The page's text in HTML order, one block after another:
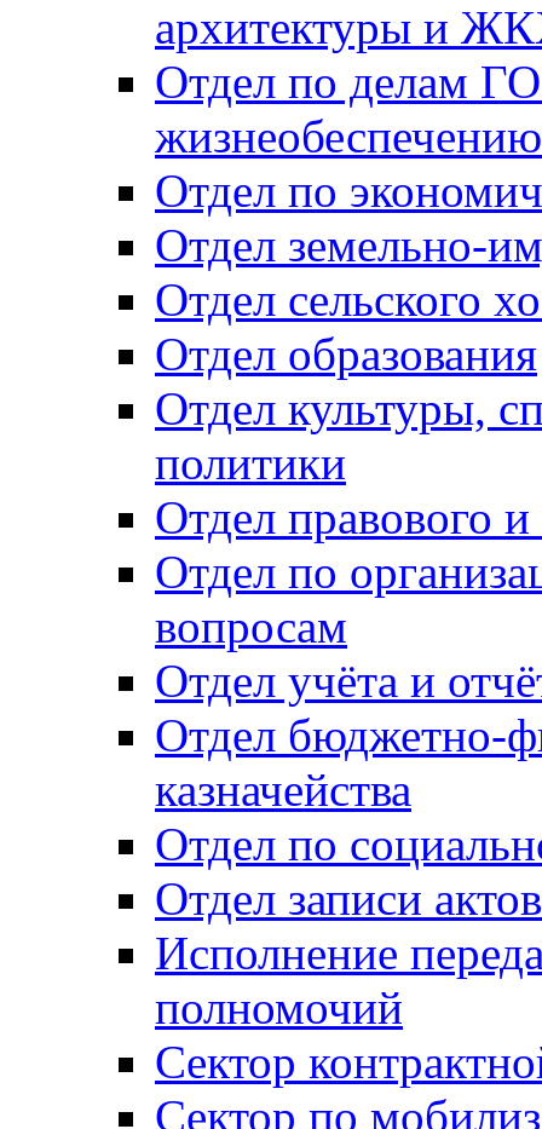
архитектуры и
Отдел по делам
Отдел по
Отдел земельно-
Отдел сельского
Отдел образования
Отдел культуры,
политики
Отдел правового
Отдел по
вопросам
Отдел учёта и
Отдел бюджетно-
казначейства
Отдел по
Отдел записи
Исполнение
полномочий
Сектор
Сектор по